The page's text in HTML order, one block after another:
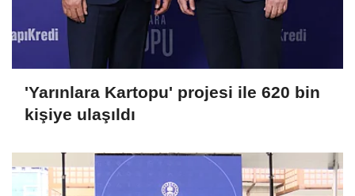
'Yarınlara Kartopu' projesi ile 620 bin
kişiye ulaşıldı